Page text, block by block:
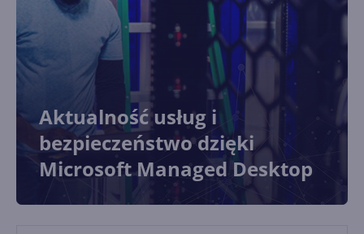
Aktualność usług i
bezpieczeństwo dzięki
Microsoft Managed Desktop